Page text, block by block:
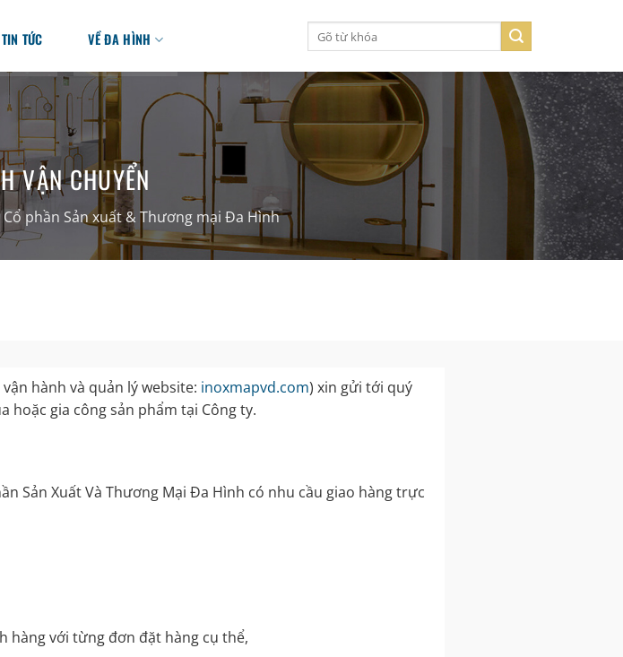
TIN TỨC VỀ ĐA HÌNH
kiếm:
VẬN CHUYỂN
phần Sản xuất & Thương mại Đa Hình
hành và quản lý website: inoxmapvd.com) xin gửi tới quý
hoặc gia công sản phẩm tại Công ty.
Sản Xuất Và Thương Mại Đa Hình có nhu cầu giao hàng trực
hàng với từng đơn đặt hàng cụ thể,